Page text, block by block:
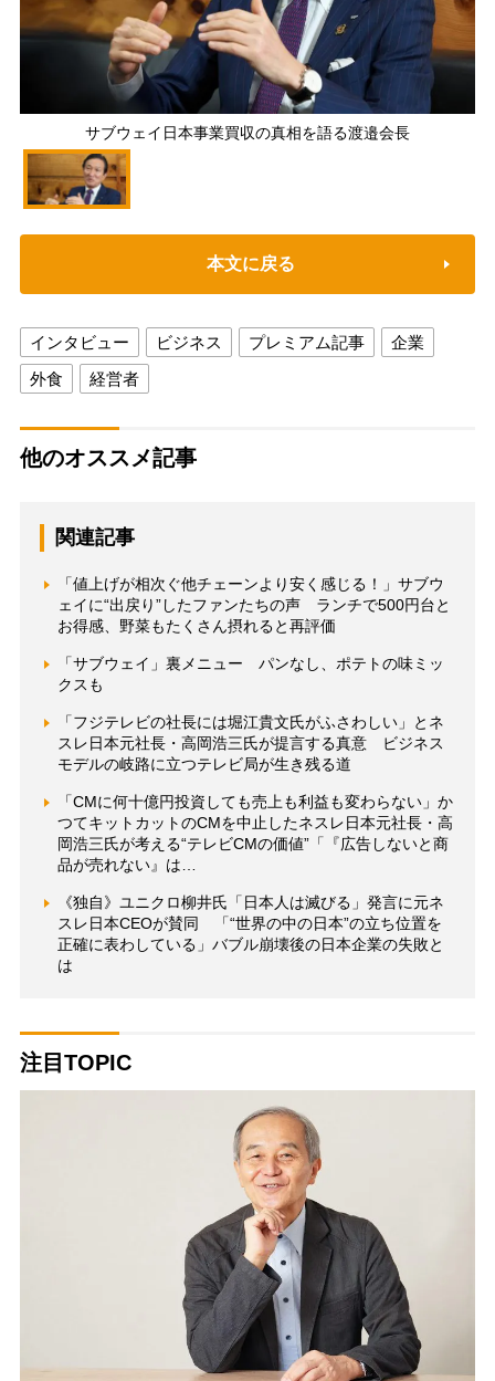
サブウェイ日本事業買収の真相を語る渡邉会長
本文に戻る
インタビュー ビジネス プレミアム記事
企業
外食
経営者
他のオススメ記事
関連記事
「値上げが相次ぐ他チェーンより安く感じる！」サブウ
ェイに“出戻り”したファンたちの声 ランチで500円台と
お得感、野菜もたくさん摂れると再評価
「サブウェイ」裏メニュー パンなし、ポテトの味ミッ
クスも
「フジテレビの社長には堀江貴文氏がふさわしい」とネ
スレ日本元社長・高岡浩三氏が提言する真意 ビジネス
モデルの岐路に立つテレビ局が生き残る道
「CMに何十億円投資しても売上も利益も変わらない」か
つてキットカットのCMを中止したネスレ日本元社長・高
岡浩三氏が考える“テレビCMの価値”「『広告しないと商
品が売れない』は…
《独自》ユニクロ柳井氏「日本人は滅びる」発言に元ネ
スレ日本CEOが賛同 「“世界の中の日本”の立ち位置を
正確に表わしている」バブル崩壊後の日本企業の失敗と
は
注目TOPIC